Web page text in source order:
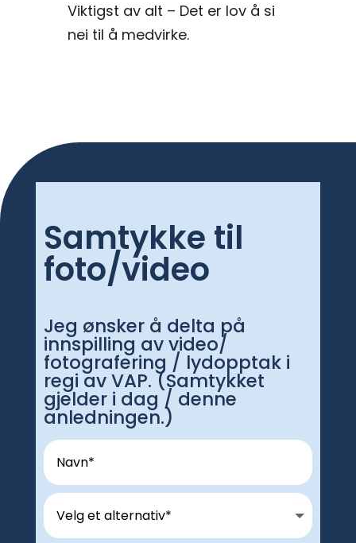
Viktigst av alt – Det er lov å si
nei til å medvirke.
Samtykke til
foto/video
Jeg ønsker å delta på
innspilling av video/
fotografering / lydopptak i
regi av VAP. (Samtykket
gjelder i dag / denne
anledningen.)